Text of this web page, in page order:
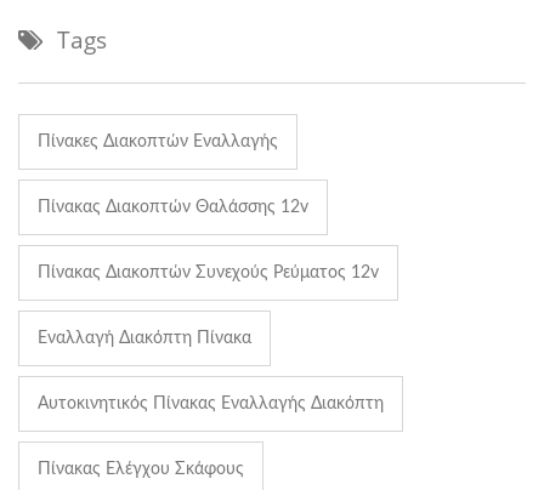
Tags
Πίνακες Διακοπτών Εναλλαγής
Πίνακας Διακοπτών Θαλάσσης 12v
Πίνακας Διακοπτών Συνεχούς Ρεύματος 12v
Εναλλαγή Διακόπτη Πίνακα
Αυτοκινητικός Πίνακας Εναλλαγής Διακόπτη
Πίνακας Ελέγχου Σκάφους